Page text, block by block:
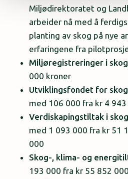
Miljødirektoratet og
arbeider nå med å
planting av skog på nye
erfaringene fra
Miljøregistreringer i skog
000 kroner
Utviklingsfondet for
med 106 000 fra kr 4
Verdiskapingstiltak i
med 1 093 000 fra kr 51
000
Skog-, klima- og
193 000 fra kr 55 852